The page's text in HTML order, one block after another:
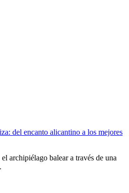
del encanto alicantino a los mejores
archipiélago balear a través de una